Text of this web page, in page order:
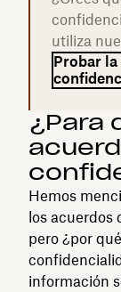
utiliza
Probar
¿Para
Hemos
los acuerdos
pero ¿por
información